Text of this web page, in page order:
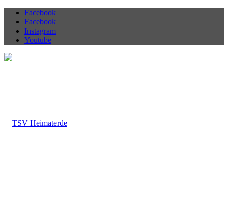
Facebook
Facebook
Instagram
Youtube